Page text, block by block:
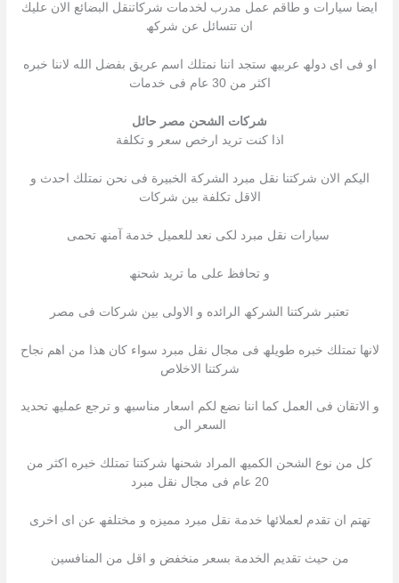
ایضا سیارات و طاقم عمل مدرب لخدمات شركاتنقل البضائع الان علیك
ان تتسائل عن شركھ
او فى اى دولھ عربیھ ستجد اننا نمتلك اسم عریق بفضل الله لاننا خبره
اكثر من 30 عام فى خدمات
شركات الشحن مصر حائل
اذا كنت ترید ارخص سعر و تكلفة
الیكم الان شركتنا نقل مبرد الشركة الخبیرة فى نحن نمتلك احدث و
الاقل تكلفة بین شركات
سیارات نقل مبرد لكى نعد للعمیل خدمة آمنھ تحمى
و تحافظ على ما ترید شحنھ
تعتبر شركتنا الشركھ الرائده و الاولى بین شركات فى مصر
لانھا تمتلك خبره طویلھ فى مجال نقل مبرد سواء كان ھذا من اھم نجاح
شركتنا الاخلاص
و الاتقان فى العمل كما اننا نضع لكم اسعار مناسبھ و ترجع عملیھ تحدید
السعر الى
كل من نوع الشحن الكمیھ المراد شحنھا شركتنا تمتلك خبره اكثر من
20 عام فى مجال نقل مبرد
تھتم ان تقدم لعملائھا خدمة نقل مبرد ممیزه و مختلفھ عن اى اخرى
من حیث تقدیم الخدمة بسعر منخفض و اقل من المنافسین